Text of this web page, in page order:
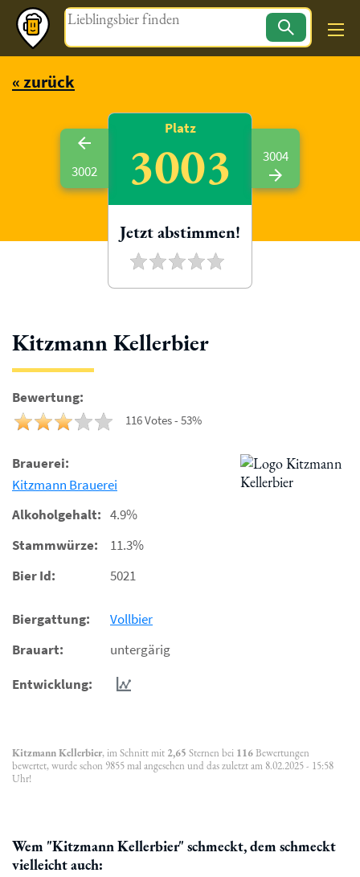
Magazin
« zurück
Kitzmann Kellerbier
Bewertung:
116 Votes - 53%
Brauerei:
Kitzmann Brauerei
Alkoholgehalt: 4.9%
Stammwürze:
11.3%
Bier Id:
5021
Biergattung:
Vollbier
Brauart:
untergärig
Entwicklung:
Kitzmann Kellerbier, im Schnitt mit 2,65 Sternen bei 116Bewertungen
bewertet, wurde schon 9855 mal angesehen und das zuletzt am 8.02.2025 - 15:58
Uhr!
Wem "Kitzmann Kellerbier" schmeckt, dem schmeckt
vielleicht auch:
3002
Platz
3003
Jetzt abstimmen!
3004